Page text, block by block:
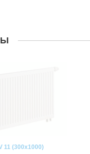
11 (300x1000)